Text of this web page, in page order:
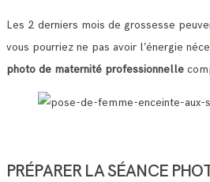
Les 2 derniers mois de grossesse
vous pourriez ne pas avoir l’énergie
photo de maternité professionnelle
PRÉPARER LA SÉANCE